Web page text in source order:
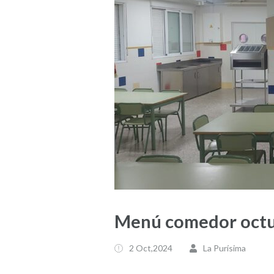
Menú comedor
2 Oct,2024 La Purísima